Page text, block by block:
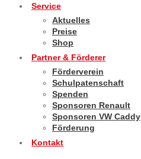
Service
Aktuelles
Preise
Shop
Partner & Förderer
Förderverein
Schulpatenschaft
Spenden
Sponsoren Renault
Sponsoren VW Caddy
Förderung
Kontakt